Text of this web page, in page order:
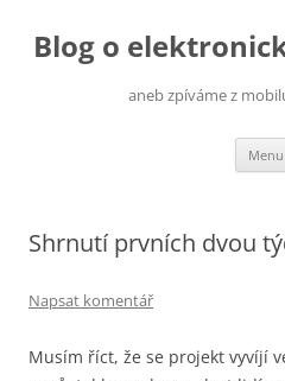
obsahu
webu
Blog o
aneb zpíváme z
Menu
Shrnutí prvních dvou
Napsat komentář
Musím říct, že se projekt vyvíjí